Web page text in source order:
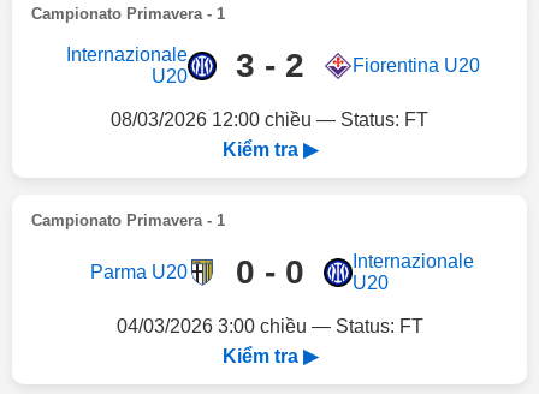
Campionato Primavera - 1
Internazionale
U20
3 - 2 Fiorentina U20
08/03/2026 12:00 chiều — Status: FT
Kiểm tra ▶
Campionato Primavera - 1
Parma U20 0 - 0
Internazionale
U20
04/03/2026 3:00 chiều — Status: FT
Kiểm tra ▶